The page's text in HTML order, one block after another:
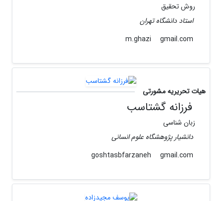
روش تحقیق
استاد دانشگاه تهران
gmail.com
هیات تحریریه مشورتی
فرزانه گشتاسب
زبان شناسی
دانشیار پژوهشگاه علوم انسانی
gmail.com